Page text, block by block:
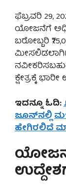
ಫೆಬ್ರವರಿ 29,
ಯೋಜನೆಗೆ
ಬರೋಬ್ಬರಿ
ಕ್ಷೇತ್ರಕ್ಕೆ
ಇದನ್ನೂ ಓದಿ:
ಜೂನ್‌ನಲ್ಲಿ ಮಳೆ
ಹೇಗಿರಲಿದೆ